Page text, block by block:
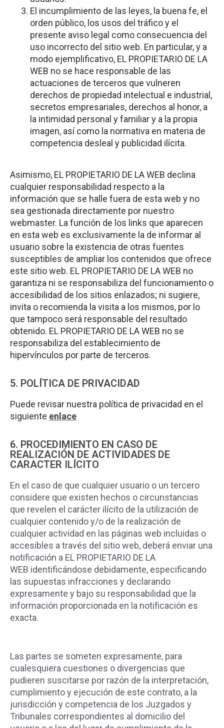
El incumplimiento de las leyes, la buena fe, el
orden público, los usos del tráfico y el
presente aviso legal como consecuencia del
uso incorrecto del sitio web. En particular, y a
modo ejemplificativo, EL PROPIETARIO DE LA
WEB no se hace responsable de las
actuaciones de terceros que vulneren
derechos de propiedad intelectual e industrial,
secretos empresariales, derechos al honor, a
la intimidad personal y familiar y a la propia
imagen, así como la normativa en materia de
competencia desleal y publicidad ilícita.
Asimismo, EL PROPIETARIO DE LA WEB declina
cualquier responsabilidad respecto a la
información que se halle fuera de esta web y no
sea gestionada directamente por nuestro
webmaster. La función de los links que aparecen
en esta web es exclusivamente la de informar al
usuario sobre la existencia de otras fuentes
susceptibles de ampliar los contenidos que ofrece
este sitio web. EL PROPIETARIO DE LA WEB no
garantiza ni se responsabiliza del funcionamiento o
accesibilidad de los sitios enlazados; ni sugiere,
invita o recomienda la visita a los mismos, por lo
que tampoco será responsable del resultado
obtenido. EL PROPIETARIO DE LA WEB no se
responsabiliza del establecimiento de
hipervínculos por parte de terceros.
5. POLÍTICA DE PRIVACIDAD
Puede revisar nuestra política de privacidad en el
siguiente enlace
6. PROCEDIMIENTO EN CASO DE
REALIZACIÓN DE ACTIVIDADES DE
CARACTER ILÍCITO
En el caso de que cualquier usuario o un tercero
considere que existen hechos o circunstancias
que revelen el carácter ilícito de la utilización de
cualquier contenido y/o de la realización de
cualquier actividad en las páginas web incluidas o
accesibles a través del sitio web, deberá enviar una
notificación a EL PROPIETARIO DE LA
WEB identificándose debidamente, especificando
las supuestas infracciones y declarando
expresamente y bajo su responsabilidad que la
información proporcionada en la notificación es
exacta.
Las partes se someten expresamente, para
cualesquiera cuestiones o divergencias que
pudieren suscitarse por razón de la interpretación,
cumplimiento y ejecución de este contrato, a la
jurisdicción y competencia de los Juzgados y
Tribunales correspondientes al domicilio del